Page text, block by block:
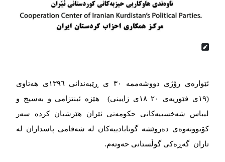
ئێوارەی رۆژی دووشەممە ٣٠ ی ڕێبەندانی ١٣٩٦ی هەتاوی
(١٩ی فێوریەی ٢٠ ١٨ی زایینی) هێزە ئینتزامی و بەسیج و
لیباس شەخسییەکانی حکومەتی ئێران هێرشیان کردە سەر
کۆبوونەوەی دەروێشە گونابادییەکان لە شەقامی پاسداران لە
تاران گەڕەکی گوڵستانی حەوتەم.